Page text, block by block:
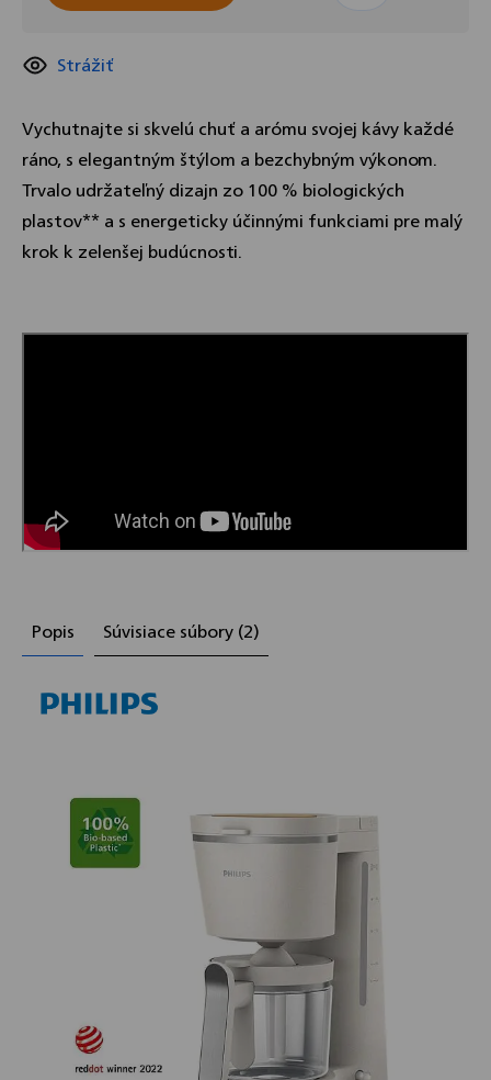
Vychutnajte si skvelú chuť a arómu svojej kávy každé
ráno, s elegantným štýlom a bezchybným výkonom.
Trvalo udržateľný dizajn zo 100 % biologických
plastov** a s energeticky účinnými funkciami pre malý
krok k zelenšej budúcnosti.
Strážiť
Popis Súvisiace súbory (2)